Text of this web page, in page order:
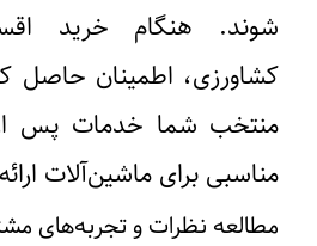
شوند. هنگام خرید
کشاورزی، اطمینان حاصل
منتخب شما خدمات پس
مناسبی برای ماشین‌آلات
مطالعه نظرات و تجربه‌های